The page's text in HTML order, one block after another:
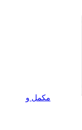
مکمل و